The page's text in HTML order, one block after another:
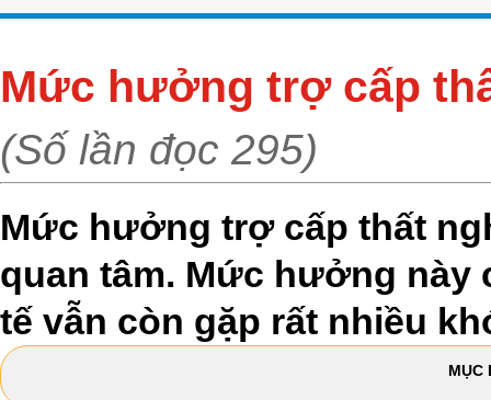
Mức hưởng trợ cấp
(Số lần đọc 295)
Mức hưởng trợ cấp thất
quan tâm. Mức hưởng này
tế vẫn còn gặp rất nhiều
MỤC